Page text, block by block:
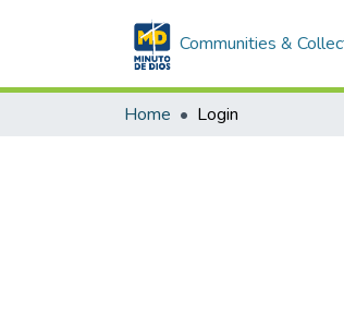
Communities &
Home Login